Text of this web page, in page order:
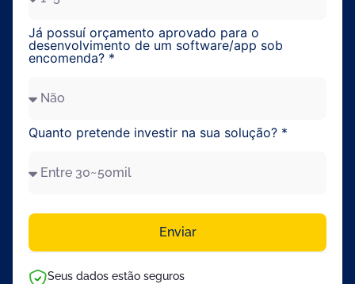
Já possuí orçamento aprovado para o
desenvolvimento de um software/app sob
encomenda? *
Quanto pretende investir na sua solução? *
Enviar
Seus dados estão seguros